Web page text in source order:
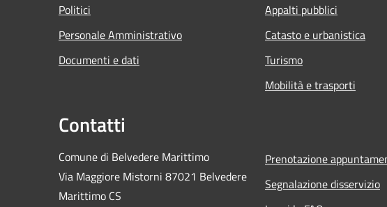
Politici
Personale Amministrativo
Documenti e dati
Appalti pubblici
Catasto e urbanistica
Turismo
Mobilità e trasporti
Contatti
Comune di Belvedere Marittimo
Via Maggiore Mistorni 87021 Belvedere
Marittimo CS
Prenotazione
Segnalazione disservizio